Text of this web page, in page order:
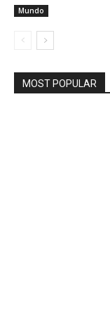
Mundo
MOST POPULAR